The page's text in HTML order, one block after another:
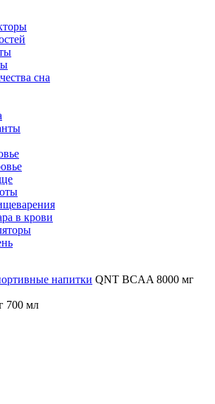
сна
в крови
напитки QNT BCAA 8000 мг
700 мл